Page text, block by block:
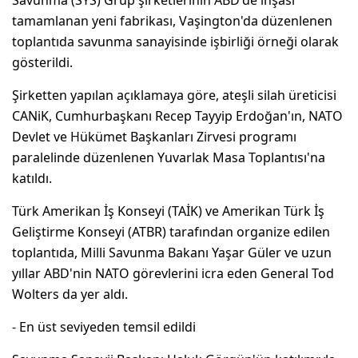
tamamlanan yeni fabrikası, Vaşington'da düzenlenen
toplantıda savunma sanayisinde işbirliği örneği olarak
gösterildi.
Şirketten yapılan açıklamaya göre, ateşli silah üreticisi
CANiK, Cumhurbaşkanı Recep Tayyip Erdoğan'ın, NATO
Devlet ve Hükümet Başkanları Zirvesi programı
paralelinde düzenlenen Yuvarlak Masa Toplantısı'na
katıldı.
Türk Amerikan İş Konseyi (TAİK) ve Amerikan Türk İş
Geliştirme Konseyi (ATBR) tarafından organize edilen
toplantıda, Milli Savunma Bakanı Yaşar Güler ve uzun
yıllar ABD'nin NATO görevlerini icra eden General Tod
Wolters da yer aldı.
- En üst seviyeden temsil edildi